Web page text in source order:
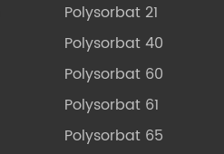
Polysorbat 21
Polysorbat 40
Polysorbat 60
Polysorbat 61
Polysorbat 65